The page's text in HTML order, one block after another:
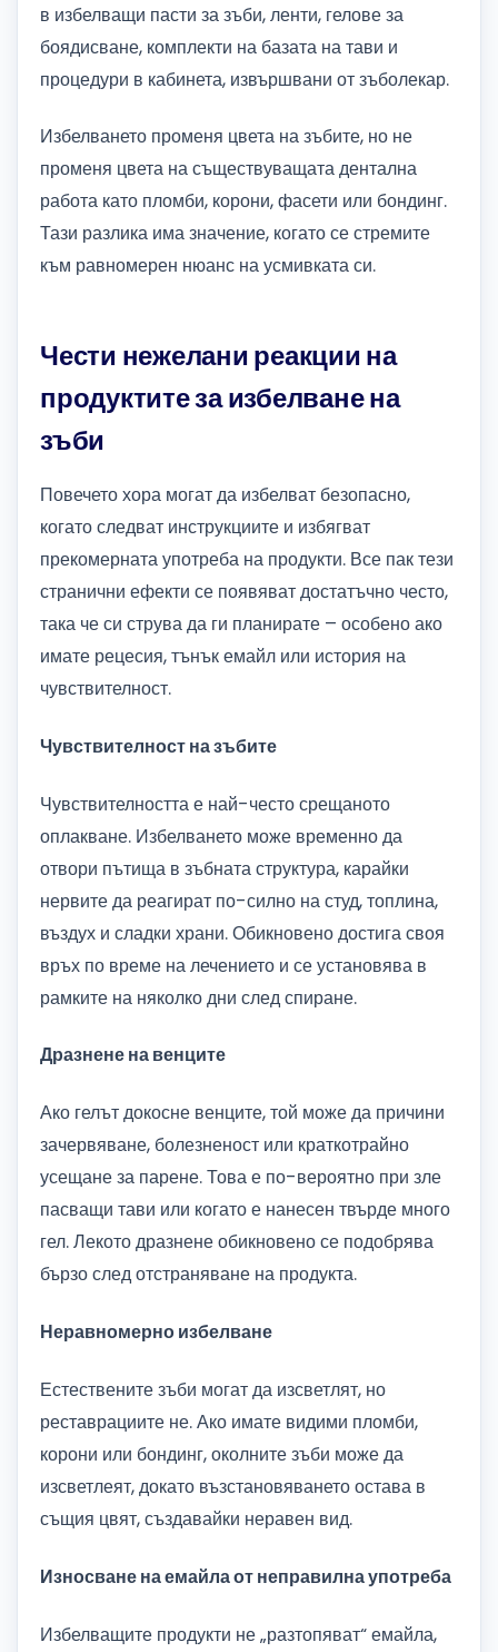
в избелващи пасти за зъби, ленти, гелове за
боядисване, комплекти на базата на тави и
процедури в кабинета, извършвани от зъболекар.
Избелването променя цвета на зъбите, но не
променя цвета на съществуващата дентална
работа като пломби, корони, фасети или бондинг.
Тази разлика има значение, когато се стремите
към равномерен нюанс на усмивката си.
Чести нежелани реакции на
продуктите за избелване на
зъби
Повечето хора могат да избелват безопасно,
когато следват инструкциите и избягват
прекомерната употреба на продукти. Все пак тези
странични ефекти се появяват достатъчно често,
така че си струва да ги планирате – особено ако
имате рецесия, тънък емайл или история на
чувствителност.
Чувствителност на зъбите
Чувствителността е най-често срещаното
оплакване. Избелването може временно да
отвори пътища в зъбната структура, карайки
нервите да реагират по-силно на студ, топлина,
въздух и сладки храни. Обикновено достига своя
връх по време на лечението и се установява в
рамките на няколко дни след спиране.
Дразнене на венците
Ако гелът докосне венците, той може да причини
зачервяване, болезненост или краткотрайно
усещане за парене. Това е по-вероятно при зле
пасващи тави или когато е нанесен твърде много
гел. Лекото дразнене обикновено се подобрява
бързо след отстраняване на продукта.
Неравномерно избелване
Естествените зъби могат да изсветлят, но
реставрациите не. Ако имате видими пломби,
корони или бондинг, околните зъби може да
изсветлеят, докато възстановяването остава в
същия цвят, създавайки неравен вид.
Износване на емайла от неправилна употреба
Избелващите продукти не „разтопяват“ емайла,